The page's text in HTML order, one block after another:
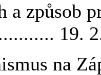
19. 2.,
na